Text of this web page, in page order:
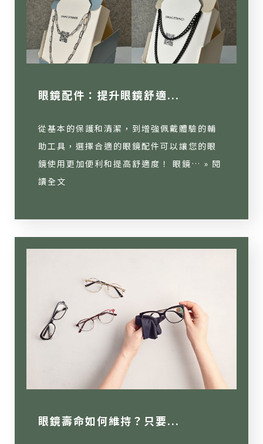
眼鏡配件：提升眼鏡舒適...
從基本的保護和清潔，到增強佩戴體驗的輔
助工具，選擇合適的眼鏡配件可以讓您的眼
鏡使用更加便利和提高舒適度！ 眼鏡… » 閱
讀全文
眼鏡壽命如何維持？只要...